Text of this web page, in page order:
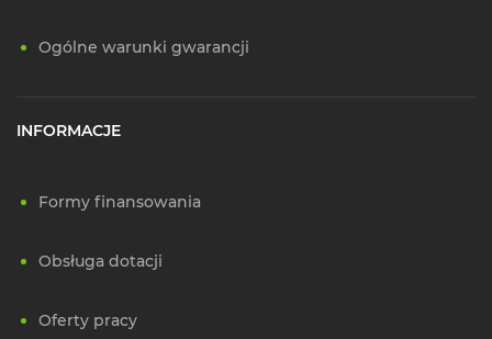
Ogólne warunki gwarancji
INFORMACJE
Formy finansowania
Obsługa dotacji
Oferty pracy